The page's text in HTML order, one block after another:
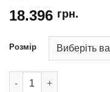
18.396 грн.
Розмір
Hafar 2706 кількість